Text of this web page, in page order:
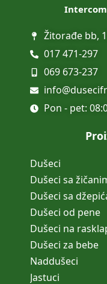
Žitorađe bb,
017 471-297
069 673-237
Pon - pet:
Dušeci
Dušeci sa
Dušeci sa
Dušeci od pene
Dušeci na
Dušeci za bebe
Naddušeci
Jastuci